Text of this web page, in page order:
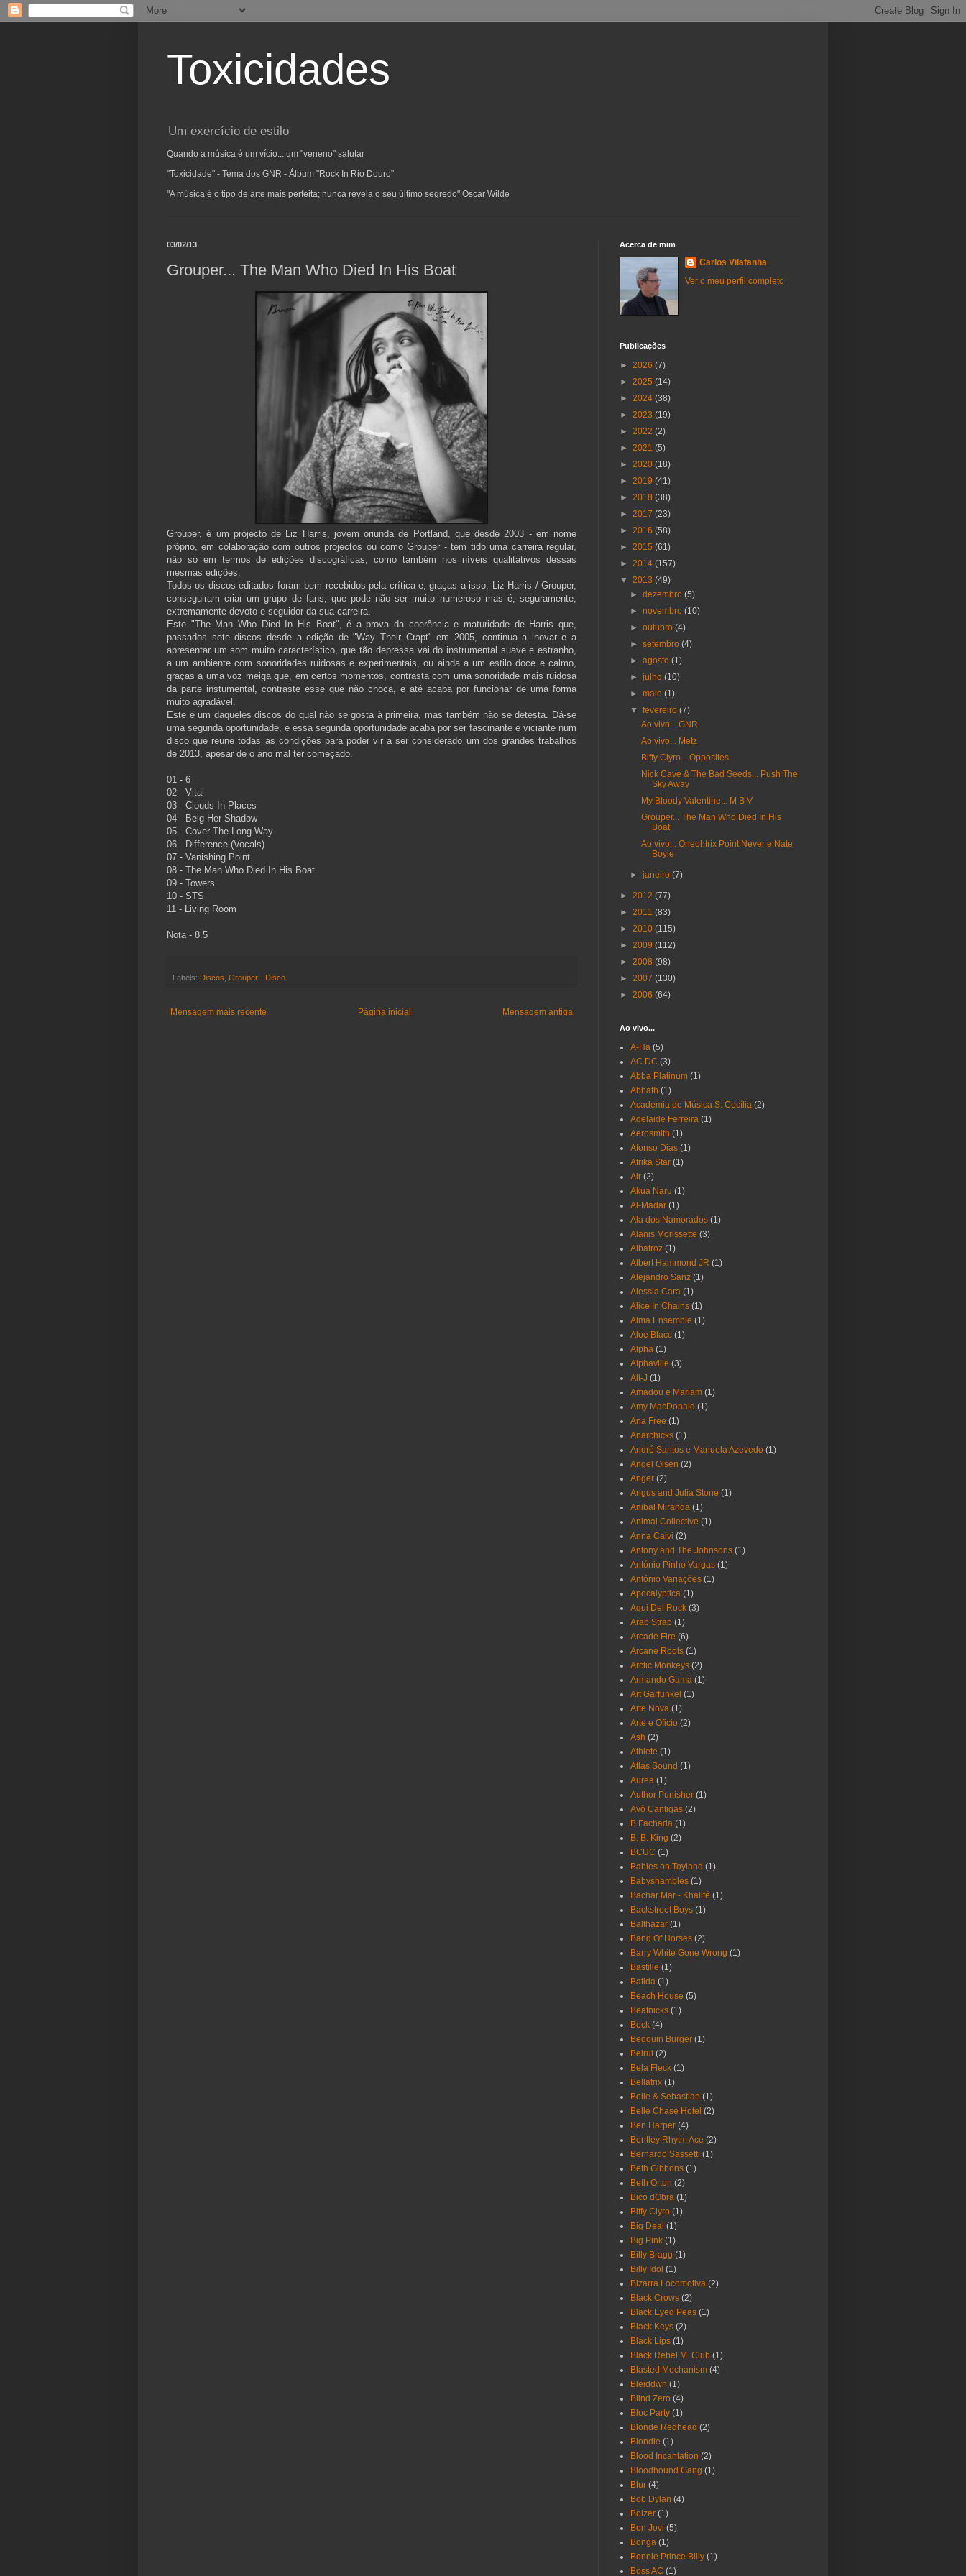
Toxicidades
Um exercício de estilo
Quando a música é um vício... um "veneno" salutar
"Toxicidade" - Tema dos GNR - Álbum "Rock In Rio Douro"
"A música é o tipo de arte mais perfeita; nunca revela o seu último segredo" Oscar Wilde
03/02/13
Grouper... The Man Who Died In His Boat
Grouper, é um projecto de Liz Harris, jovem oriunda de Portland, que desde 2003 - em nome
próprio, em colaboração com outros projectos ou como Grouper - tem tido uma carreira regular,
não só em termos de edições discográficas, como também nos níveis qualitativos dessas
mesmas edições.
Todos os discos editados foram bem recebidos pela crítica e, graças a isso, Liz Harris / Grouper,
conseguiram criar um grupo de fans, que pode não ser muito numeroso mas é, seguramente,
extremamente devoto e seguidor da sua carreira.
Este "The Man Who Died In His Boat", é a prova da coerência e maturidade de Harris que,
passados sete discos desde a edição de "Way Their Crapt" em 2005, continua a inovar e a
apresentar um som muito característico, que tão depressa vai do instrumental suave e estranho,
a um ambiente com sonoridades ruidosas e experimentais, ou ainda a um estilo doce e calmo,
graças a uma voz meiga que, em certos momentos, contrasta com uma sonoridade mais ruidosa
da parte instumental, contraste esse que não choca, e até acaba por funcionar de uma forma
muito agradável.
Este é um daqueles discos do qual não se gosta à primeira, mas também não se detesta. Dá-se
uma segunda oportunidade, e essa segunda oportunidade acaba por ser fascinante e viciante num
disco que reune todas as condições para poder vir a ser considerado um dos grandes trabalhos
de 2013, apesar de o ano mal ter começado.
01 - 6
02 - Vital
03 - Clouds In Places
04 - Beig Her Shadow
05 - Cover The Long Way
06 - Difference (Vocals)
07 - Vanishing Point
08 - The Man Who Died In His Boat
09 - Towers
10 - STS
11 - Living Room
Nota - 8.5
Labels: Discos Grouper - Disco
Mensagem mais recente Mensagem antiga
Página inicial
Acerca de mim
Carlos Vilafanha
Ver o meu perfil completo
Publicações
► 2026 (7)
► 2025 (14)
► 2024 (38)
► 2023 (19)
► 2022 (2)
► 2021 (5)
► 2020 (18)
► 2019 (41)
► 2018 (38)
► 2017 (23)
► 2016 (58)
► 2015 (61)
► 2014 (157)
▼ 2013 (49)
►dezembro(5)
►novembro(10)
►outubro(4)
►setembro(4)
►agosto(1)
►julho(10)
►maio(1)
▼fevereiro(7)
Ao vivo... GNR
Ao vivo... Metz
Biffy Clyro... Opposites
Nick Cave & The Bad Seeds... Push The
Sky Away
My Bloody Valentine... M B V
Grouper... The Man Who Died In His
Boat
Ao vivo... Oneohtrix Point Never e Nate
Boyle
►janeiro(7)
► 2012 (77)
► 2011 (83)
► 2010 (115)
► 2009 (112)
► 2008 (98)
► 2007 (130)
► 2006 (64)
Ao vivo...
A-Ha (5)
AC DC (3)
Abba Platinum (1)
Abbath (1)
Academia de Música S. Cecília (2)
Adelaide Ferreira (1)
Aerosmith (1)
Afonso Dias (1)
Afrika Star (1)
Air (2)
Akua Naru (1)
Al-Madar (1)
Ala dos Namorados (1)
Alanis Morissette (3)
Albatroz (1)
Albert Hammond JR (1)
Alejandro Sanz (1)
Alessia Cara (1)
Alice In Chains (1)
Alma Ensemble (1)
Aloe Blacc (1)
Alpha (1)
Alphaville (3)
Alt-J (1)
Amadou e Mariam (1)
Amy MacDonald (1)
Ana Free (1)
Anarchicks (1)
André Santos e Manuela Azevedo (1)
Angel Olsen (2)
Anger (2)
Angus and Julia Stone (1)
Anibal Miranda (1)
Animal Collective (1)
Anna Calvi (2)
Antony and The Johnsons (1)
António Pinho Vargas (1)
António Variações (1)
Apocalyptica (1)
Aqui Del Rock (3)
Arab Strap (1)
Arcade Fire (6)
Arcane Roots (1)
Arctic Monkeys (2)
Armando Gama (1)
Art Garfunkel (1)
Arte Nova (1)
Arte e Oficio (2)
Ash (2)
Athlete (1)
Atlas Sound (1)
Aurea (1)
Author Punisher (1)
Avô Cantigas (2)
B Fachada (1)
B. B. King (2)
BCUC (1)
Babies on Toyland (1)
Babyshambles (1)
Bachar Mar - Khalifé (1)
Backstreet Boys (1)
Balthazar (1)
Band Of Horses (2)
Barry White Gone Wrong (1)
Bastille (1)
Batida (1)
Beach House (5)
Beatnicks (1)
Beck (4)
Bedouin Burger (1)
Beirut (2)
Bela Fleck (1)
Bellatrix (1)
Belle & Sebastian (1)
Belle Chase Hotel (2)
Ben Harper (4)
Bentley Rhytm Ace (2)
Bernardo Sassetti (1)
Beth Gibbons (1)
Beth Orton (2)
Bico dObra (1)
Biffy Clyro (1)
Big Deal (1)
Big Pink (1)
Billy Bragg (1)
Billy Idol (1)
Bizarra Locomotiva (2)
Black Crows (2)
Black Eyed Peas (1)
Black Keys (2)
Black Lips (1)
Black Rebel M. Club (1)
Blasted Mechanism (4)
Bleiddwn (1)
Blind Zero (4)
Bloc Party (1)
Blonde Redhead (2)
Blondie (1)
Blood Incantation (2)
Bloodhound Gang (1)
Blur (4)
Bob Dylan (4)
Bolzer (1)
Bon Jovi (5)
Bonga (1)
Bonnie Prince Billy (1)
Boss AC (1)